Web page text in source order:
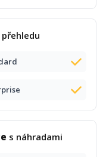
s náhradami